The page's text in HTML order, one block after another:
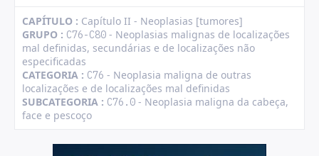
CAPÍTULO : Capítulo II - Neoplasias [tumores]
GRUPO : C76-C80 - Neoplasias malignas de localizações
mal definidas, secundárias e de localizações não
especificadas
CATEGORIA : C76 - Neoplasia maligna de outras
localizações e de localizações mal definidas
SUBCATEGORIA : C76.0 - Neoplasia maligna da cabeça,
face e pescoço